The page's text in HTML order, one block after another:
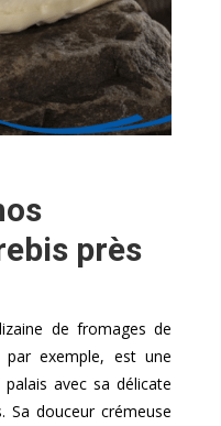
près
de fromages de
par exemple, est une
avec sa délicate
douceur crémeuse